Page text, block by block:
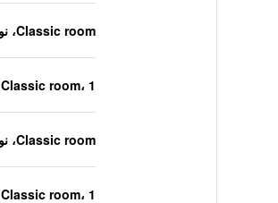
Classic room، نوع السرير غير معروف
Classic room، 1 سرير مزدوج
Classic room، نوع السرير غير معروف
Classic room، 1 سرير مزدوج